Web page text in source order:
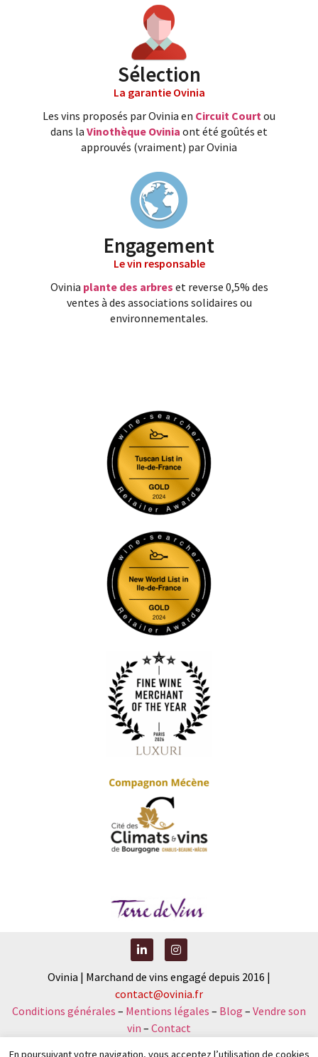
Sélection
La garantie Ovinia
Les vins proposés par Ovinia en Circuit Court ou
dans la Vinothèque Ovinia ont été goûtés et
approuvés (vraiment) par Ovinia
Engagement
Le vin responsable
Ovinia plante des arbres et reverse 0,5% des
ventes à des associations solidaires ou
environnementales.
Ovinia | Marchand de vins engagé depuis 2016 |
contact@ovinia.fr
Conditions générales – Mentions légales – Blog – Vendre son
vin – Contact
En poursuivant votre navigation, vous acceptez l’utilisation de cookies